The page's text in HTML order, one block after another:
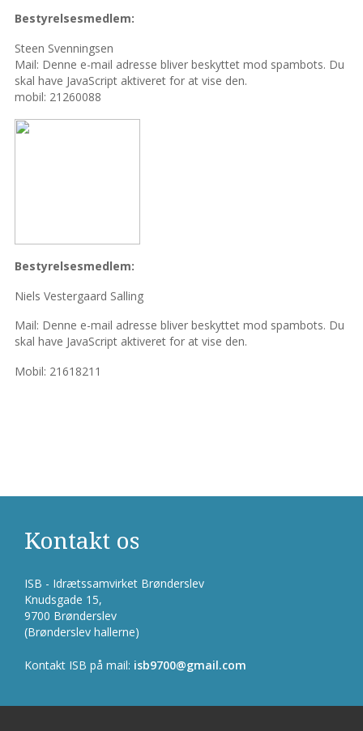
Bestyrelsesmedlem:
Steen Svenningsen
Mail: Denne e-mail adresse bliver beskyttet mod spambots. Du
skal have JavaScript aktiveret for at vise den.
mobil: 21260088
Bestyrelsesmedlem:
Niels Vestergaard Salling
Mail: Denne e-mail adresse bliver beskyttet mod spambots. Du
skal have JavaScript aktiveret for at vise den.
Mobil: 21618211
Kontakt os
ISB - Idrætssamvirket Brønderslev
Knudsgade 15,
9700 Brønderslev
(Brønderslev hallerne)
Kontakt ISB på mail: isb9700@gmail.com